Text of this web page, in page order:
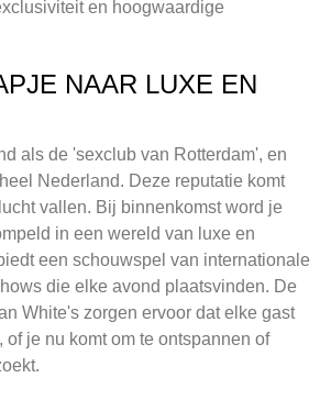
en hoogwaardige
NAAR LUXE EN
als de 'sexclub van Rotterdam', en
Nederland. Deze reputatie komt
vallen. Bij binnenkomst word je
in een wereld van luxe en
een schouwspel van internationale
die elke avond plaatsvinden. De
White's zorgen ervoor dat elke gast
of je nu komt om te ontspannen of